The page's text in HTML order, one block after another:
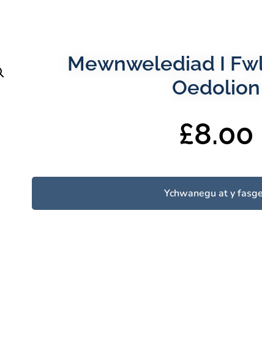
Mewnwelediad I
Oedolion
£8.00
Ychwanegu at y